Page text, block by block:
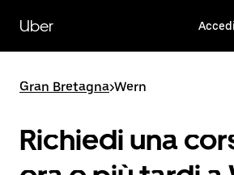
contenuto
principale
Uber Accedi
Gran Bretagna>Wern
Richiedi una